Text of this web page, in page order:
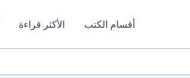
أقسام الكتب الأكثر قراءة